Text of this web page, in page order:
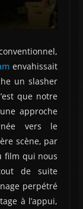
envahissait
un slasher
que notre
approche
vers le
scène, par
film qui nous
de suite
perpétré
à l’appui,